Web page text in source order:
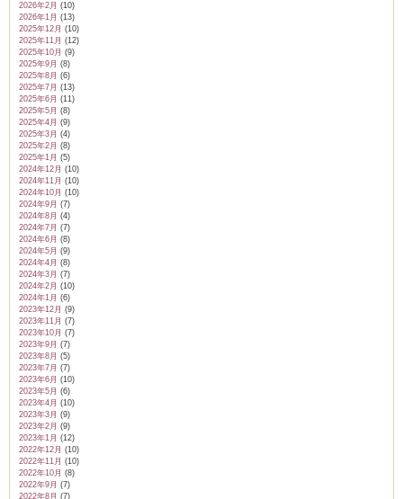
2026年2月 (10)
2026年1月 (13)
2025年12月 (10)
2025年11月 (12)
2025年10月 (9)
2025年9月 (8)
2025年8月 (6)
2025年7月 (13)
2025年6月 (11)
2025年5月 (8)
2025年4月 (9)
2025年3月 (4)
2025年2月 (8)
2025年1月 (5)
2024年12月 (10)
2024年11月 (10)
2024年10月 (10)
2024年9月 (7)
2024年8月 (4)
2024年7月 (7)
2024年6月 (8)
2024年5月 (9)
2024年4月 (8)
2024年3月 (7)
2024年2月 (10)
2024年1月 (6)
2023年12月 (9)
2023年11月 (7)
2023年10月 (7)
2023年9月 (7)
2023年8月 (5)
2023年7月 (7)
2023年6月 (10)
2023年5月 (6)
2023年4月 (10)
2023年3月 (9)
2023年2月 (9)
2023年1月 (12)
2022年12月 (10)
2022年11月 (10)
2022年10月 (8)
2022年9月 (7)
2022年8月 (7)